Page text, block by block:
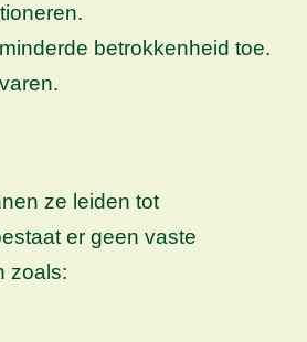
betrokkenheid toe.
ze leiden tot
er geen vaste
zoals: